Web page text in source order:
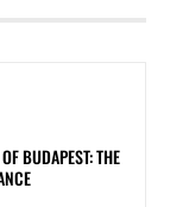
BUDAPEST: THE